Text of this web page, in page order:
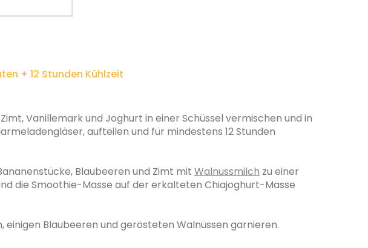
+ 12 Stunden Kühlzeit
Vanillemark und Joghurt in einer Schüssel vermischen und in
aufteilen und für mindestens 12 Stunden
Blaubeeren und Zimt mit Walnussmilch zu einer
die Smoothie-Masse auf der erkalteten Chiajoghurt-Masse
einigen Blaubeeren und gerösteten Walnüssen garnieren.